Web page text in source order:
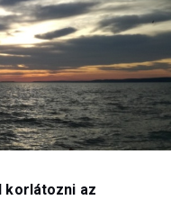
korlátozni az